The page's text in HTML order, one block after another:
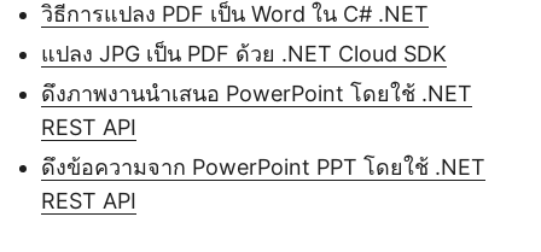
วิธีการแปลง PDF เป็น Word ใน C# .NET
แปลง JPG เป็น PDF ด้วย .NET Cloud SDK
ดึงภาพงานนำเสนอ PowerPoint โดยใช้ .NET
REST API
ดึงข้อความจาก PowerPoint PPT โดยใช้ .NET
REST API